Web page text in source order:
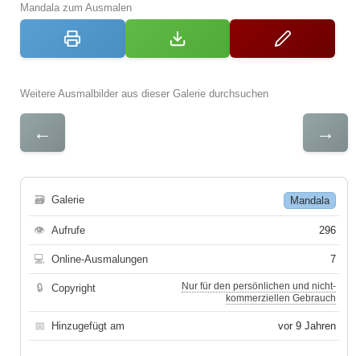
Mandala zum Ausmalen
Weitere Ausmalbilder aus dieser Galerie durchsuchen
← →
🗃 Galerie Mandala
👁 Aufrufe 296
💻 Online-Ausmalungen 7
🔒 Copyright
Nur für den persönlichen und nicht-
kommerziellen Gebrauch
📅 Hinzugefügt am vor 9 Jahren